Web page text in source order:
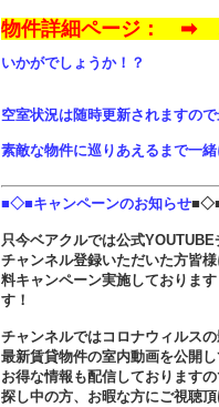
物件詳細ページ： ➡
いかがでしょうか！？
空室状況は随時更新されますの
素敵な物件に巡りあえるまで一
■◇■キャンペーンのお知らせ
只今ベアクルでは公式YOUTUBE
チャンネル登録いただいた方皆
料キャンペーン実施しておりま
す！
チャンネルではコロナウィルス
最新賃貸物件の室内動画を公開
お得な情報も配信しております
探し中の方、お暇な方にご視聴頂